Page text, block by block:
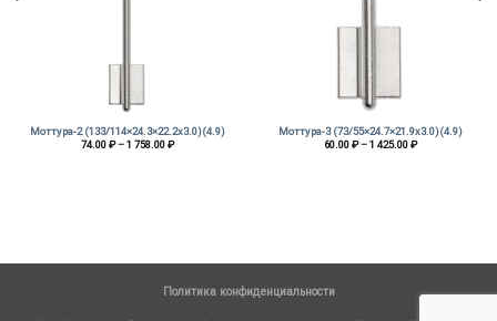
Моттура-2 (133/114×24.3×22.2х3.0)(4.9)
74.00₽ – 1 758.00₽Диапазон
Моттура-3 (73/55×24.7×21.9х3.0)(4.9)
60.00₽ – 1 425.00₽Диапазон
Политика конфиденциальности